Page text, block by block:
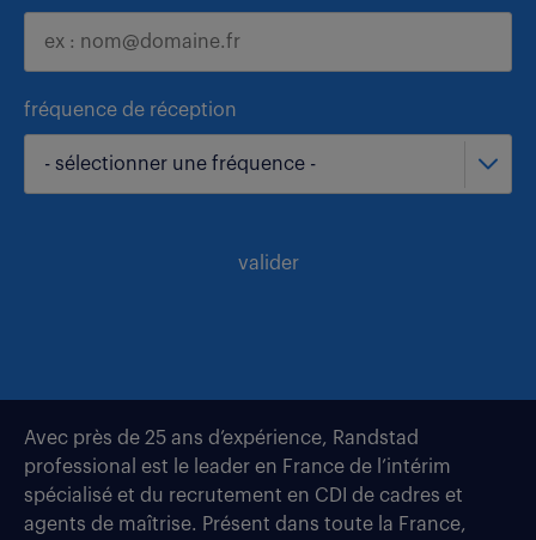
fréquence de réception
- sélectionner une fréquence -
valider
Avec près de 25 ans d’expérience, Randstad
professional est le leader en France de l’intérim
spécialisé et du recrutement en CDI de cadres et
agents de maîtrise. Présent dans toute la France,